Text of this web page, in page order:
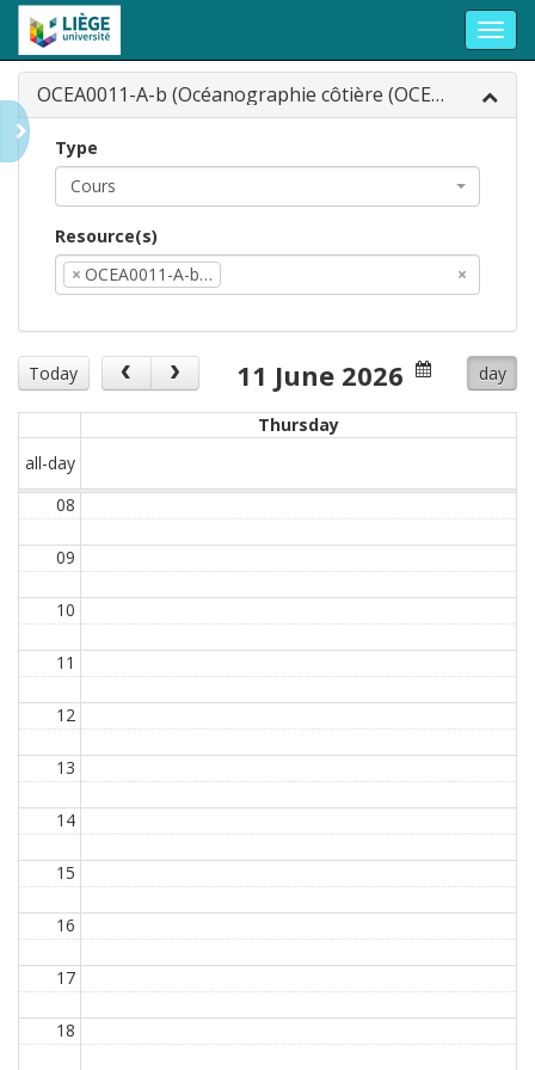
OCEA0011-A-b (Océanographie côtière (OCEA0...
Type
Cours
Resource(s)
×
× OCEA0011-A-b…
Today day
11 June 2026
Thursday
all-day
08
09
10
11
12
13
14
15
16
17
18